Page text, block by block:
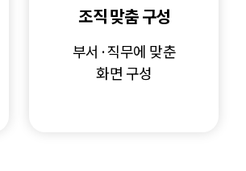
조직 맞춤 구성
부서·직무에 맞춘
화면 구성